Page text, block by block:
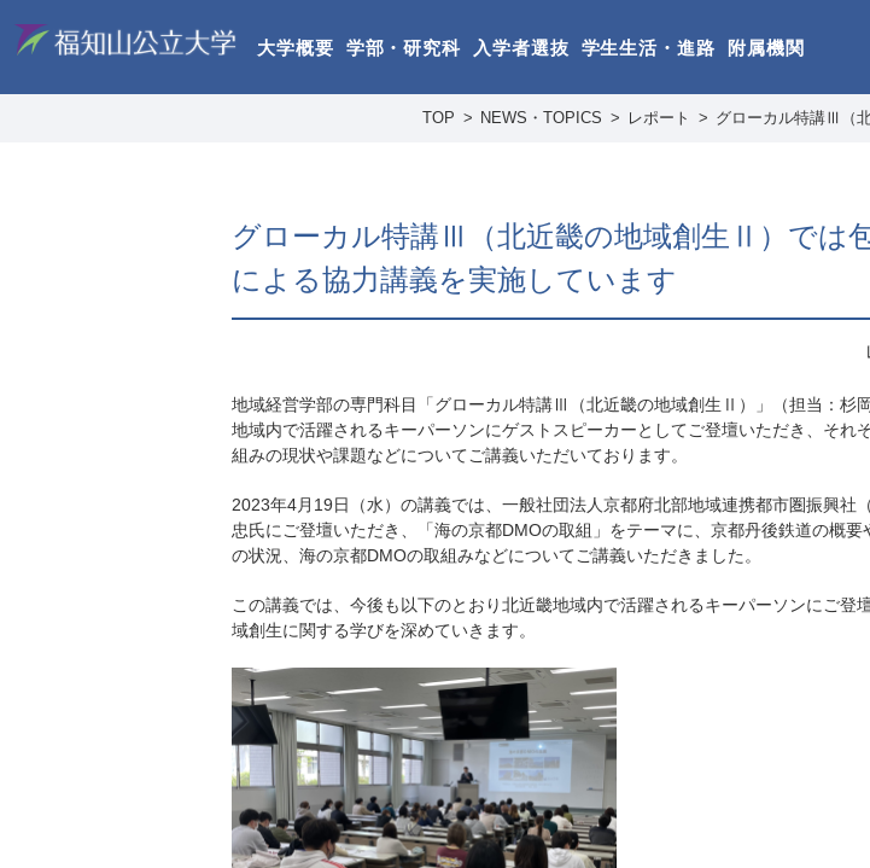
大学概要 学部・研究科 入学者選抜 学生生活・進路 附属機関
TOP NEWS・TOPICS レポート グローカル特講Ⅲ（
グローカル特講Ⅲ（北近畿の地域創生Ⅱ）では
による協力講義を実施しています
地域経営学部の専門科目「グローカル特講Ⅲ（北近畿の地域創生Ⅱ）」（担当：杉
地域内で活躍されるキーパーソンにゲストスピーカーとしてご登壇いただき、それ
組みの現状や課題などについてご講義いただいております。
2023年4月19日（水）の講義では、一般社団法人京都府北部地域連携都市圏振興社
忠氏にご登壇いただき、「海の京都DMOの取組」をテーマに、京都丹後鉄道の概
の状況、海の京都DMOの取組みなどについてご講義いただきました。
この講義では、今後も以下のとおり北近畿地域内で活躍されるキーパーソンにご登
域創生に関する学びを深めていきます。